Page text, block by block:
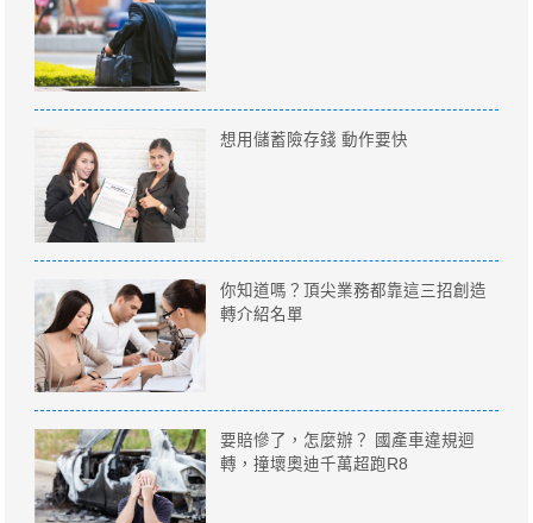
想用儲蓄險存錢 動作要快
你知道嗎？頂尖業務都靠這三招創造
轉介紹名單
要賠慘了，怎麼辦？ 國產車違規迴
轉，撞壞奧迪千萬超跑R8